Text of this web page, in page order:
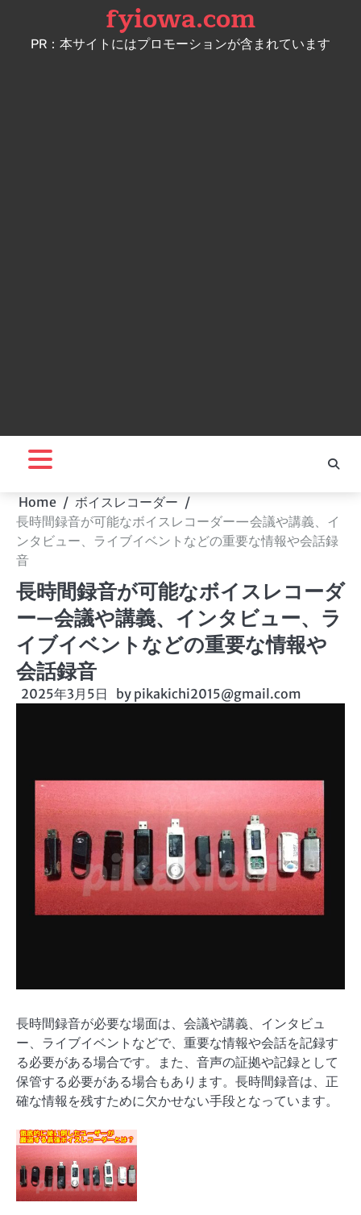
content
fyiowa.com
PR：本サイトにはプロモーションが含まれています
Home
ボイスレコーダー
長時間録音が可能なボイスレコーダー—会議や講義、イ
ンタビュー、ライブイベントなどの重要な情報や会話録
音
長時間録音が可能なボイスレコーダ
ー—会議や講義、インタビュー、ラ
イブイベントなどの重要な情報や
会話録音
2025年3月5日 by pikakichi2015@gmail.com
長時間録音が必要な場面は、会議や講義、インタビュ
ー、ライブイベントなどで、重要な情報や会話を記録す
る必要がある場合です。また、音声の証拠や記録として
保管する必要がある場合もあります。長時間録音は、正
確な情報を残すために欠かせない手段となっています。